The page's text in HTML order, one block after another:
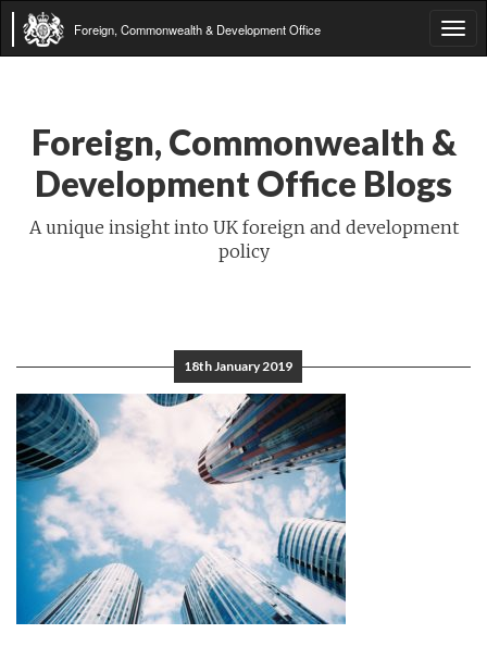
Foreign, Commonwealth & Development Office
Foreign, Commonwealth &
Development Office Blogs
A unique insight into UK foreign and development
policy
18th January 2019